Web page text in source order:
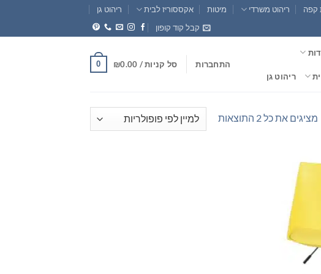
קפה ריהוט משרדי מיטות אקססוריז לבית
ריהוט גן
קבל קוד קופון
ריהוט גן
התחברות סל קניות / ₪0.00
0
מציגים את כל ⁦2⁩ התוצאות
ממוין
לפי